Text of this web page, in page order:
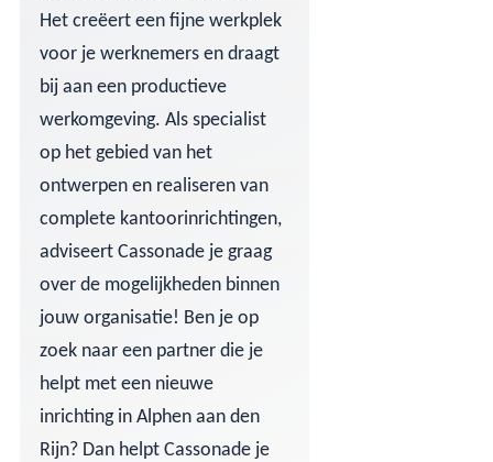
Het creëert een fijne werkplek
voor je werknemers en draagt
bij aan een productieve
werkomgeving. Als specialist
op het gebied van het
ontwerpen en realiseren van
complete kantoorinrichtingen,
adviseert Cassonade je graag
over de mogelijkheden binnen
jouw organisatie! Ben je op
zoek naar een partner die je
helpt met een nieuwe
inrichting in Alphen aan den
Rijn? Dan helpt Cassonade je